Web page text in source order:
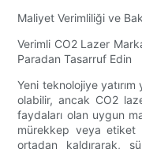
Maliyet Verimliliği ve
Verimli CO2 Lazer
Paradan Tasarruf Edin
Yeni teknolojiye
olabilir, ancak CO2
faydaları olan uygun
mürekkep veya etiket
ortadan kaldırarak,